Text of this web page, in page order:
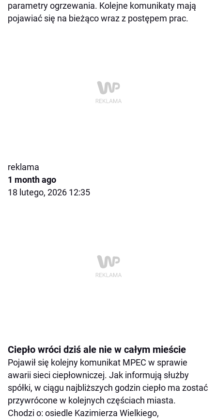
parametry ogrzewania. Kolejne komunikaty mają
pojawiać się na bieżąco wraz z postępem prac.
reklama
1 month ago
18 lutego, 2026 12:35
Ciepło wróci dziś ale nie w całym mieście
Pojawił się kolejny komunikat MPEC w sprawie
awarii sieci ciepłowniczej. Jak informują służby
spółki, w ciągu najbliższych godzin ciepło ma zostać
przywrócone w kolejnych częściach miasta.
Chodzi o: osiedle Kazimierza Wielkiego,